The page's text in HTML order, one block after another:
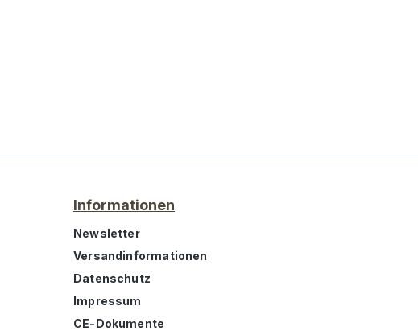
Informationen
Newsletter
Versandinformationen
Datenschutz
Impressum
CE-Dokumente